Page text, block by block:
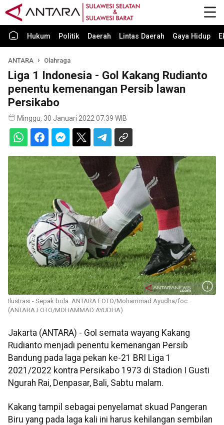
Hukum Politik Daerah Lintas Daerah Gaya Hidup
ANTARA Olahraga
Liga 1 Indonesia - Gol Kakang Rudianto
penentu kemenangan Persib lawan
Persikabo
Minggu, 30 Januari 2022 07:39 WIB
Ilustrasi - Sepak bola. ANTARA FOTO/Mohammad Ayudha/foc.
(ANTARA FOTO/MOHAMMAD AYUDHA)
Jakarta (ANTARA) - Gol semata wayang Kakang
Rudianto menjadi penentu kemenangan Persib
Bandung pada laga pekan ke-21 BRI Liga 1
2021/2022 kontra Persikabo 1973 di Stadion I Gusti
Ngurah Rai, Denpasar, Bali, Sabtu malam.
Kakang tampil sebagai penyelamat skuad Pangeran
Biru yang pada laga kali ini harus kehilangan sembilan